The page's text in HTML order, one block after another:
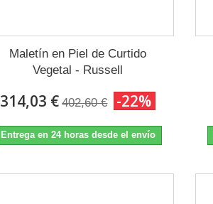
Maletín en Piel de Curtido
Vegetal - Russell
314,03 € 402,60 € -22%
Entrega en 24 horas desde el envío